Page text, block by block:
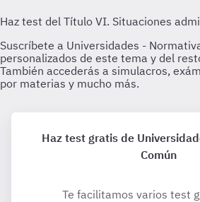
Haz test gratis de
Común
Te facilitamos varios test